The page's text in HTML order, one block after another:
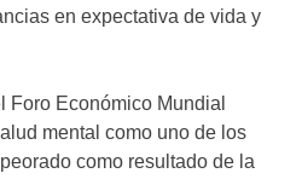
en expectativa de vida y
Foro Económico Mundial
mental como uno de los
como resultado de la